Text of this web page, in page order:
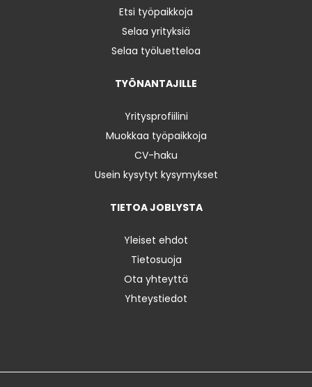
Etsi työpaikkoja
Selaa yrityksiä
Selaa työluetteloa
TYÖNANTAJILLE
Yritysprofiilini
Muokkaa työpaikkoja
CV-haku
Usein kysytyt kysymykset
TIETOA JOBLYSTA
Yleiset ehdot
Tietosuoja
Ota yhteyttä
Yhteystiedot